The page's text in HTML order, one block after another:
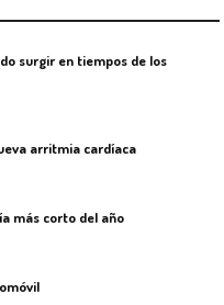
surgir en tiempos de los
arritmia cardíaca
más corto del año